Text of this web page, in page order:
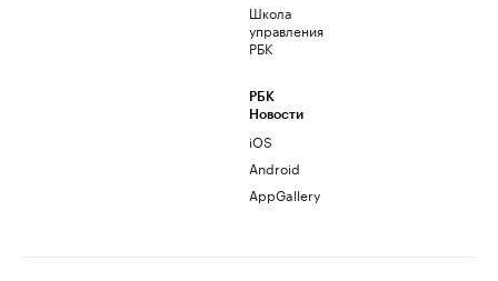
Школа
управления
РБК
РБК
Новости
iOS
Android
AppGallery